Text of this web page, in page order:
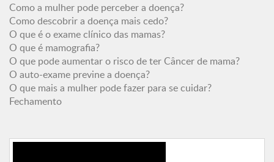
Como a mulher pode perceber a doença?
Como descobrir a doença mais cedo?
O que é o exame clínico das mamas?
O que é mamografia?
O que pode aumentar o risco de ter Câncer de mama?
O auto-exame previne a doença?
O que mais a mulher pode fazer para se cuidar?
Fechamento